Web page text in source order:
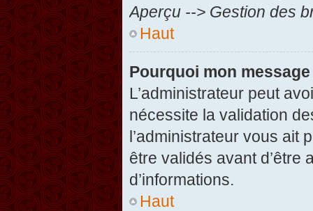
Aperçu --> Gestion des
Haut
Pourquoi mon
L’administrateur peut
nécessite la validation
l’administrateur vous ait
être validés avant d’être
d’informations.
Haut